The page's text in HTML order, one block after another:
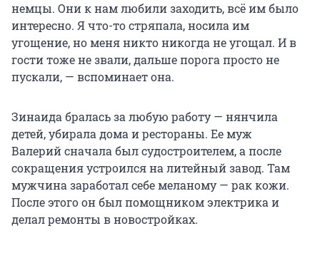
немцы. Они к нам любили заходить, всё им было
интересно. Я что-то стряпала, носила им
угощение, но меня никто никогда не угощал. И в
гости тоже не звали, дальше порога просто не
пускали, — вспоминает она.
Зинаида бралась за любую работу — нянчила
детей, убирала дома и рестораны. Ее муж
Валерий сначала был судостроителем, а после
сокращения устроился на литейный завод. Там
мужчина заработал себе меланому — рак кожи.
После этого он был помощником электрика и
делал ремонты в новостройках.